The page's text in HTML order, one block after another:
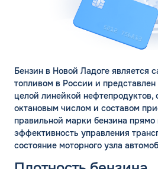
Бензин в Новой Ладоге является
топливом в России и
целой линейкой нефтепродуктов,
октановым числом и составом
правильной марки бензина прямо
эффективность управления
состояние моторного узла